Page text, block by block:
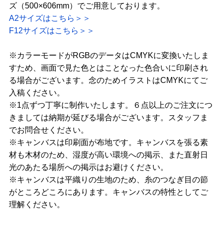
ズ（500×606mm）でご用意しております。
A2サイズはこちら＞＞
F12サイズはこちら＞＞
※カラーモードがRGBのデータはCMYKに変換いたしま
すため、画面で見た色とはことなった色合いに印刷され
る場合がございます。念のためイラストはCMYKにてご
入稿ください。
※1点ずつ丁寧に制作いたします。６点以上のご注文につ
きましては納期が延びる場合がございます。スタッフま
でお問合せください。
※キャンバスは印刷面が布地です。キャンバスを張る素
材も木材のため、湿度が高い環境への掲示、また直射日
光のあたる場所への掲示はお避けください。
※キャンバスは平織りの生地のため、糸のつなぎ目の節
がところどころにあります。キャンバスの特性としてご
理解ください。